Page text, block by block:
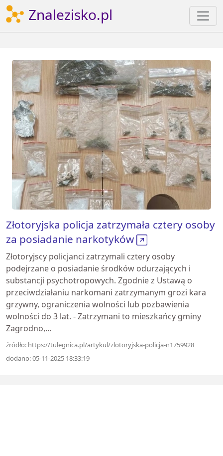
Znalezisko.pl
Złotoryjska policja zatrzymała cztery osoby
za posiadanie narkotyków
Złotoryjscy policjanci zatrzymali cztery osoby
podejrzane o posiadanie środków odurzających i
substancji psychotropowych. Zgodnie z Ustawą o
przeciwdziałaniu narkomani zatrzymanym grozi kara
grzywny, ograniczenia wolności lub pozbawienia
wolności do 3 lat. - Zatrzymani to mieszkańcy gminy
Zagrodno,...
źródło: https://tulegnica.pl/artykul/zlotoryjska-policja-n1759928
dodano: 05-11-2025 18:33:19